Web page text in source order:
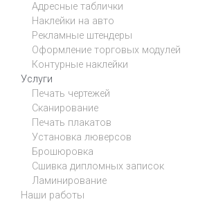
Адресные таблички
Наклейки на авто
Рекламные штендеры
Оформление торговых модулей
Контурные наклейки
Услуги
Печать чертежей
Сканирование
Печать плакатов
Установка люверсов
Брошюровка
Сшивка дипломных записок
Ламинирование
Наши работы